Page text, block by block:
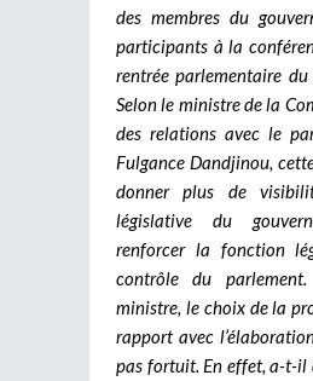
des membres du
participants à la
rentrée parlementaire du
Selon le ministre de la
des relations avec le
Fulgance Dandjinou,
donner plus de
législative du
renforcer la fonction
contrôle du
ministre, le choix de la
rapport avec
pas fortuit. En effet, a-t-il